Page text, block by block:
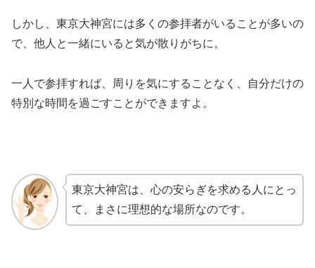
しかし、東京大神宮には多くの参拝者がいることが多いの
で、他人と一緒にいると気が散りがちに。
一人で参拝すれば、周りを気にすることなく、自分だけの
特別な時間を過ごすことができますよ。
東京大神宮は、心の安らぎを求める人にとっ
て、まさに理想的な場所なのです。